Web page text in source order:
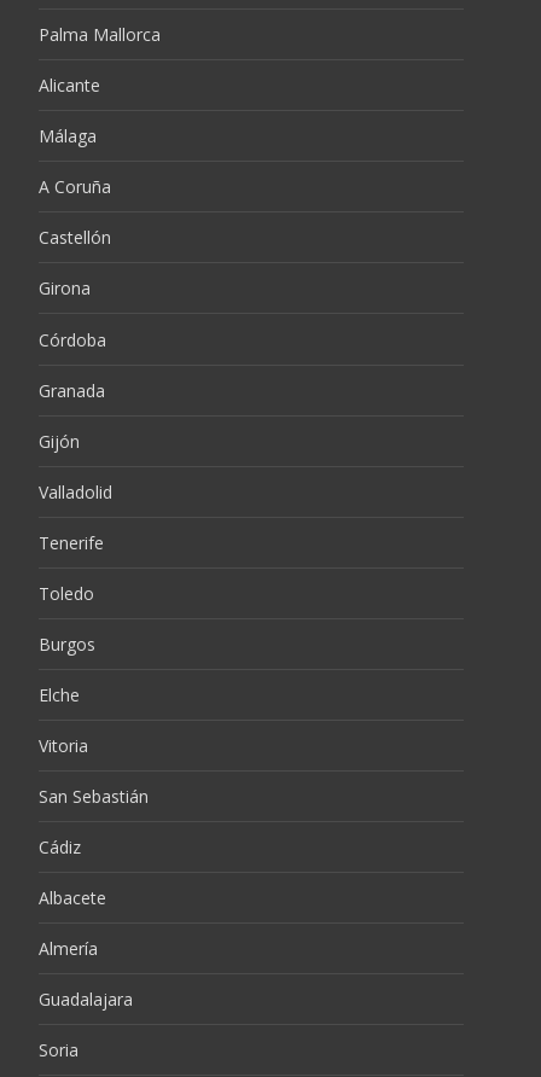
Palma Mallorca
Alicante
Málaga
A Coruña
Castellón
Girona
Córdoba
Granada
Gijón
Valladolid
Tenerife
Toledo
Burgos
Elche
Vitoria
San Sebastián
Cádiz
Albacete
Almería
Guadalajara
Soria